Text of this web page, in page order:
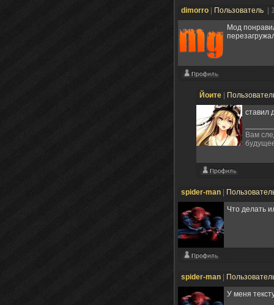
dimorro Пользователь
|
Мод
Йоите
ставил
Вам
spider-man
Что делать
spider-man
У меня